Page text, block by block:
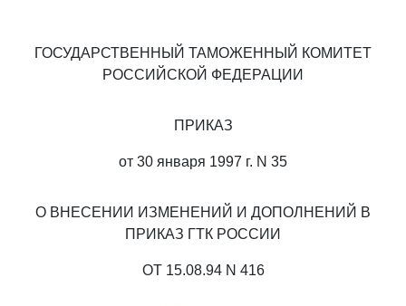
ГОСУДАРСТВЕННЫЙ ТАМОЖЕННЫЙ КОМИТЕТ
РОССИЙСКОЙ ФЕДЕРАЦИИ
ПРИКАЗ
от 30 января 1997 г. N 35
О ВНЕСЕНИИ ИЗМЕНЕНИЙ И ДОПОЛНЕНИЙ В
ПРИКАЗ ГТК РОССИИ
ОТ 15.08.94 N 416